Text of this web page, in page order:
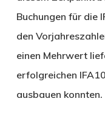
Buchungen für die
den
einen Mehrwert
erfolgreichen
ausbauen konnten.